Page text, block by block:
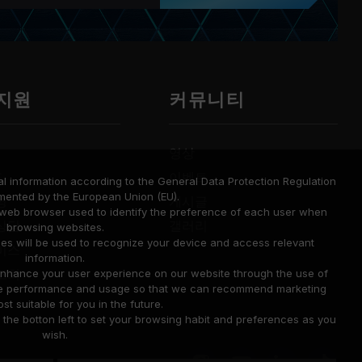
원
담
스
회
커뮤니티
영상
이벤트
게시글
according to the General Data Protection Regulation
by the European Union (EU).
browser used to identify the preference of each user when
browsing websites.
will be used to recognize your device and access relevant
information.
your user experience on our website through the use of
and usage so that we can recommend marketing
suitable for you in the future.
botton left to set your browsing habit and preferences as you
wish.